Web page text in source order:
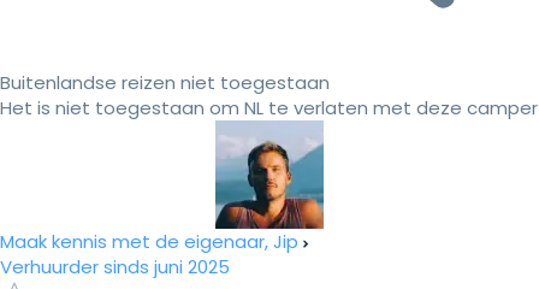
Buitenlandse reizen niet toegestaan
Het is niet toegestaan om NL te verlaten met deze camper
Maak kennis met de eigenaar, Jip
Verhuurder sinds juni 2025